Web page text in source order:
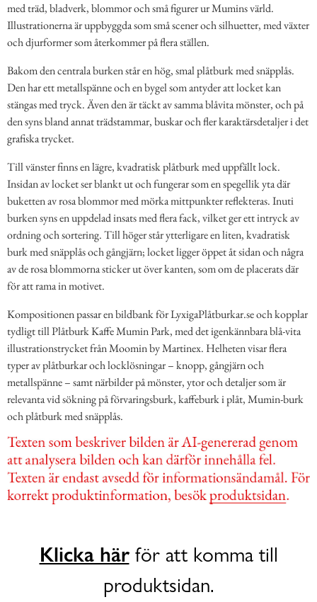
med träd, bladverk, blommor och små figurer ur Mumins värld.
Illustrationerna är uppbyggda som små scener och silhuetter, med växter
och djurformer som återkommer på flera ställen.
Bakom den centrala burken står en hög, smal plåtburk med snäpplås.
Den har ett metallspänne och en bygel som antyder att locket kan
stängas med tryck. Även den är täckt av samma blåvita mönster, och på
den syns bland annat trädstammar, buskar och fler karaktärsdetaljer i det
grafiska trycket.
Till vänster finns en lägre, kvadratisk plåtburk med uppfällt lock.
Insidan av locket ser blankt ut och fungerar som en spegellik yta där
buketten av rosa blommor med mörka mittpunkter reflekteras. Inuti
burken syns en uppdelad insats med flera fack, vilket ger ett intryck av
ordning och sortering. Till höger står ytterligare en liten, kvadratisk
burk med snäpplås och gångjärn; locket ligger öppet åt sidan och några
av de rosa blommorna sticker ut över kanten, som om de placerats där
för att rama in motivet.
Kompositionen passar en bildbank för LyxigaPlåtburkar.se och kopplar
tydligt till Plåtburk Kaffe Mumin Park, med det igenkännbara blå-vita
illustrationstrycket från Moomin by Martinex. Helheten visar flera
typer av plåtburkar och locklösningar – knopp, gångjärn och
metallspänne – samt närbilder på mönster, ytor och detaljer som är
relevanta vid sökning på förvaringsburk, kaffeburk i plåt, Mumin-burk
och plåtburk med snäpplås.
Klicka härför att komma till
produktsidan.